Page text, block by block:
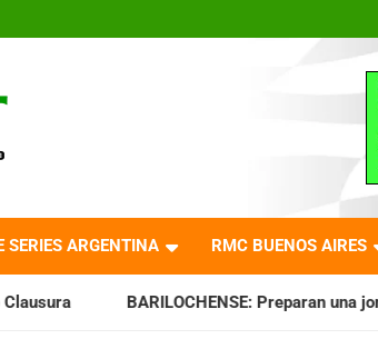
del
SERIES ARGENTINA RMC BUENOS AIRES
Preparan una jornada a puro espectáculo